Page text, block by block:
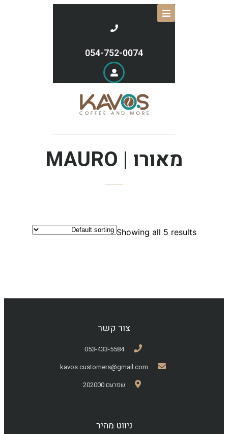
054-752-0074
מאורו | MAURO
Showing all 5 results
צור קשר
053-433-5584
kavos.customers@gmail.com
שפרעם 202000
ניווט מהיר